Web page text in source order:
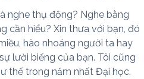
nghe thụ động? Nghe bằng
cần hiểu? Xin thưa với bạn, đó
hào nhoáng người ta hay
lười biếng của bạn. Tôi cũng
thế trong năm nhất Đại học.